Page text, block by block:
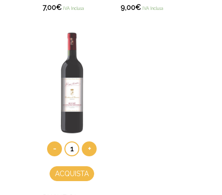
9,00€ IVA Inclusa
7,00€ IVA Inclusa
- +
ACQUISTA